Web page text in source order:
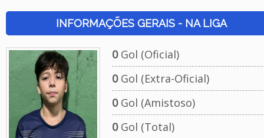
INFORMAÇÕES GERAIS - NA LIGA
0Gol (Oficial)
0Gol (Extra-Oficial)
0Gol (Amistoso)
0Gol (Total)